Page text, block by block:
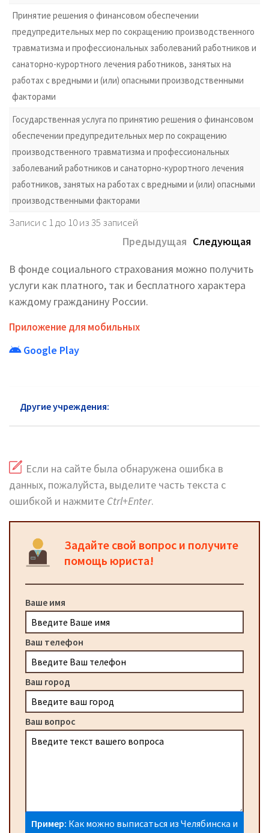
Принятие решения о финансовом обеспечении
предупредительных мер по сокращению производственного
травматизма и профессиональных заболеваний работников и
санаторно-курортного лечения работников, занятых на
работах с вредными и (или) опасными производственными
факторами
Государственная услуга по принятию решения о финансовом
обеспечении предупредительных мер по сокращению
производственного травматизма и профессиональных
заболеваний работников и санаторно-курортного лечения
работников, занятых на работах с вредными и (или) опасными
производственными факторами
Записи с 1 до 10 из 35 записей
Предыдущая Следующая
В фонде социального страхования можно получить
услуги как платного, так и бесплатного характера
каждому гражданину России.
Приложение для мобильных
Google Play
Другие учреждения:
Если на сайте была обнаружена ошибка в
данных, пожалуйста, выделите часть текста с
ошибкой и нажмите Ctrl+Enter.
Задайте свой вопрос и получите
помощь юриста!
Ваше имя
Ваш телефон
Ваш город
Ваш вопрос
Пример: Как можно выписаться из Челябинска и